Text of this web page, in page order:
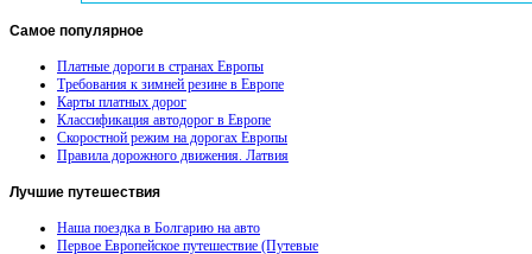
Самое популярное
Платные дороги в странах Европы
Требования к зимней резине в Европе
Карты платных дорог
Классификация автодорог в Европе
Скоростной режим на дорогах Европы
Правила дорожного движения. Латвия
Лучшие путешествия
Наша поездка в Болгарию на авто
Первое Европейское путешествие (Путевые